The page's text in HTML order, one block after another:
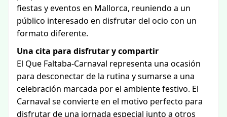
fiestas y eventos en Mallorca, reuniendo a un
público interesado en disfrutar del ocio con un
formato diferente.
Una cita para disfrutar y compartir
El Que Faltaba-Carnaval representa una ocasión
para desconectar de la rutina y sumarse a una
celebración marcada por el ambiente festivo. El
Carnaval se convierte en el motivo perfecto para
disfrutar de una jornada especial junto a otros